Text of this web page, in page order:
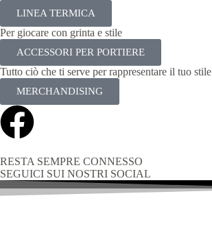
LINEA TERMICA
Per giocare con grinta e stile
ACCESSORI PER PORTIERE
Tutto ciò che ti serve per rappresentare il tuo stile
MERCHANDISING
RESTA SEMPRE CONNESSO
SEGUICI SUI NOSTRI SOCIAL